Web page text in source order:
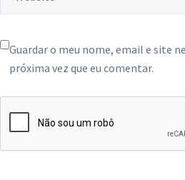
Guardar o meu nome, email e site
próxima vez que eu comentar.